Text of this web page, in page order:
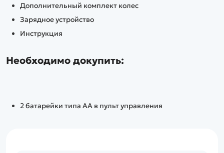
Дополнительный комплект колес
Зарядное устройство
Инструкция
Необходимо докупить:
2 батарейки типа АА в пульт управления